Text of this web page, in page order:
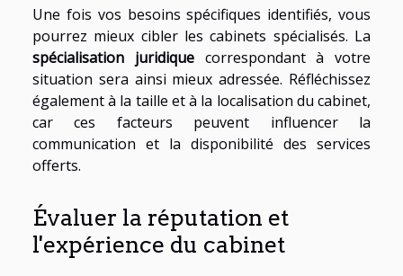
Une fois vos besoins spécifiques identifiés, vous
pourrez mieux cibler les cabinets spécialisés. La
spécialisation juridiquecorrespondant à votre
situation sera ainsi mieux adressée. Réfléchissez
également à la taille et à la localisation du cabinet,
car ces facteurs peuvent influencer la
communication et la disponibilité des services
offerts.
Évaluer la réputation et
l'expérience du cabinet